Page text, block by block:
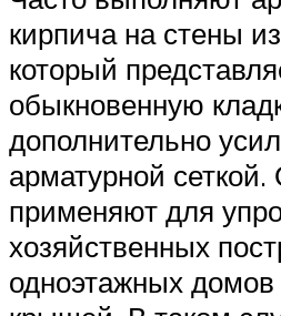
кирпича на стены
который
обыкновенную
дополнительно
арматурной
применяют для
хозяйственных
одноэтажных домов